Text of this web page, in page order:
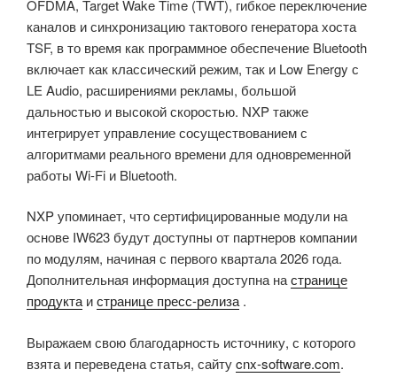
OFDMA, Target Wake Time (TWT), гибкое переключение
каналов и синхронизацию тактового генератора хоста
TSF, в то время как программное обеспечение Bluetooth
включает как классический режим, так и Low Energy с
LE Audio, расширениями рекламы, большой
дальностью и высокой скоростью. NXP также
интегрирует управление сосуществованием с
алгоритмами реального времени для одновременной
работы Wi-Fi и Bluetooth.
NXP упоминает, что сертифицированные модули на
основе IW623 будут доступны от партнеров компании
по модулям, начиная с первого квартала 2026 года.
Дополнительная информация доступна настранице
продуктаистранице пресс-релиза.
Выражаем свою благодарность источнику, с которого
взята и переведена статья, сайтуcnx-software.com.